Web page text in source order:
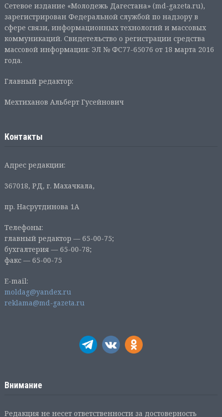
Сетевое издание «Молодежь Дагестана» (md-gazeta.ru),
зарегистрирован Федеральной службой по надзору в
сфере связи, информационных технологий и массовых
коммуникаций. Свидетельство о регистрации средства
массовой информации: ЭЛ № ФС77-65076 от 18 марта 2016
года.
Главный редактор:
Мехтиханов Альберт Гусейнович
Контакты
Адрес редакции:
367018, РД, г. Махачкала,
пр. Насрутдинова 1А
Телефоны:
главный редактор — 65-00-75;
бухгалтерия — 65-00-78;
факс — 65-00-75
E-mail:
moldag@yandex.ru
reklama@md-gazeta.ru
Внимание
Редакция не несет ответственности за достоверность